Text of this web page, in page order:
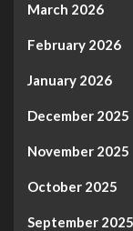
March 2026
February 2026
January 2026
December 2025
November 2025
October 2025
September 2025